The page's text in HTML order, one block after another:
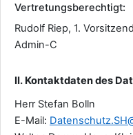
Vertretungsberechtigt:
Rudolf Riep, 1.
Admin-C
II. Kontaktdaten des
Herr Stefan Bolln
E-Mail: